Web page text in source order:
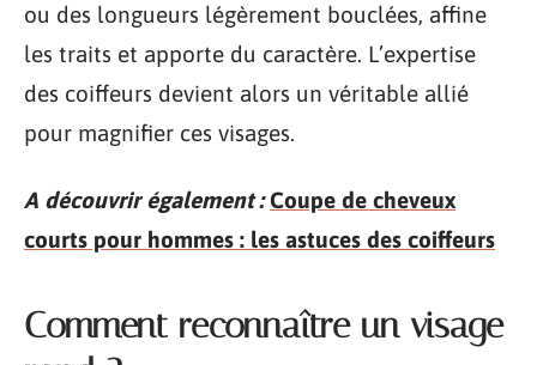
ou des longueurs légèrement bouclées, affine
les traits et apporte du caractère. L’expertise
des coiffeurs devient alors un véritable allié
pour magnifier ces visages.
A découvrir également : Coupe de cheveux
courts pour hommes : les astuces des coiffeurs
Comment reconnaître un visage